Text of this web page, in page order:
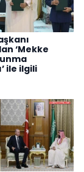
‘Mekke
ile ilgili